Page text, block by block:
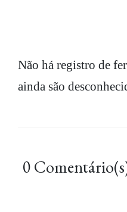
Não há registro de
ainda são
0